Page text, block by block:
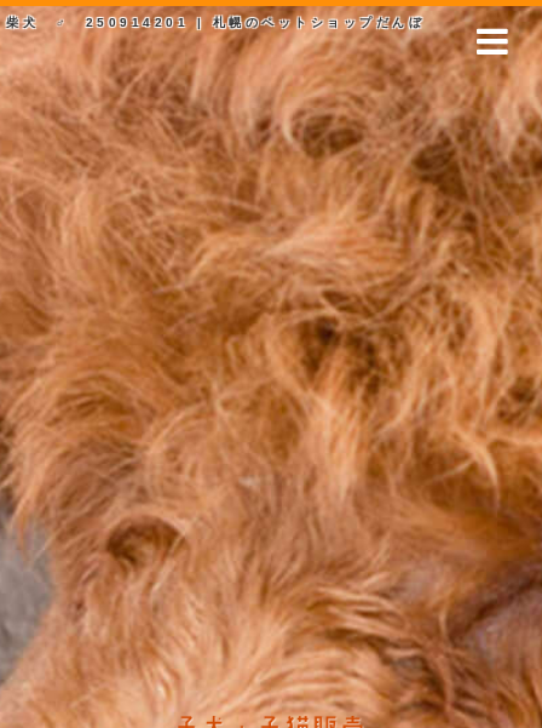
柴犬 ♂ 250914201 | 札幌のペットショップだんぼ